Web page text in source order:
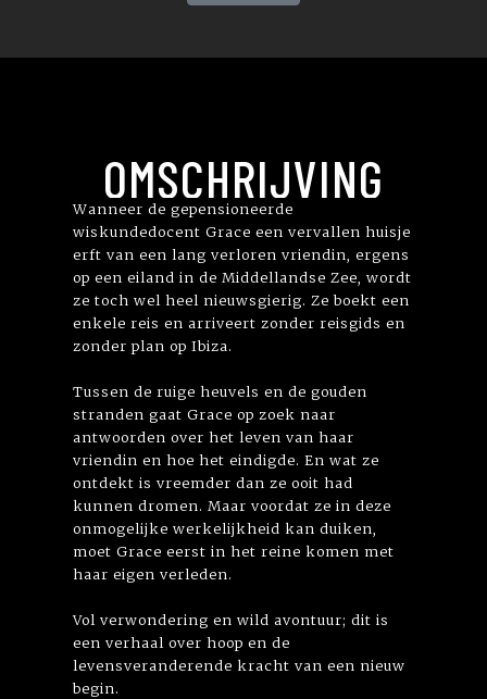
OMSCHRIJVING
Wanneer de gepensioneerde
wiskundedocent Grace een vervallen huisje
erft van een lang verloren vriendin, ergens
op een eiland in de Middellandse Zee, wordt
ze toch wel heel nieuwsgierig. Ze boekt een
enkele reis en arriveert zonder reisgids en
zonder plan op Ibiza.
Tussen de ruige heuvels en de gouden
stranden gaat Grace op zoek naar
antwoorden over het leven van haar
vriendin en hoe het eindigde. En wat ze
ontdekt is vreemder dan ze ooit had
kunnen dromen. Maar voordat ze in deze
onmogelijke werkelijkheid kan duiken,
moet Grace eerst in het reine komen met
haar eigen verleden.
Vol verwondering en wild avontuur; dit is
een verhaal over hoop en de
levensveranderende kracht van een nieuw
begin.